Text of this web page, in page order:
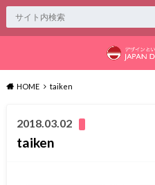
HOME taiken
2018.03.02
taiken